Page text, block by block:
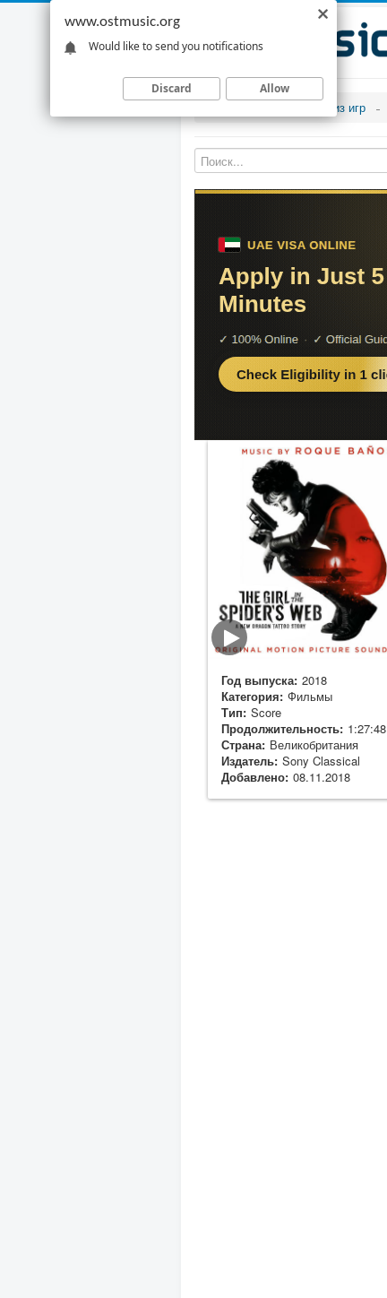
Музыка из игр
Год выпуска: 2018
Категория: Фильмы
Тип: Score
Продолжительность: 1:27:48
Страна: Великобритания
Издатель: Sony Classical
Добавлено: 08.11.2018
www.ostmusic.org
Would like to send you notifications
Discard Allow